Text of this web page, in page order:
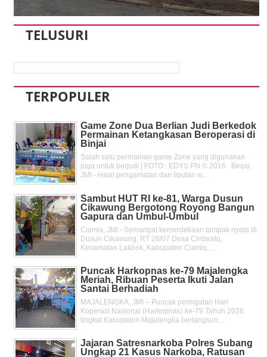
TELUSURI
TERPOPULER
Game Zone Dua Berlian Judi Berkedok
Permainan Ketangkasan Beroperasi di
Binjai
Salah satu permainan game Zone yang digunakan
juga untuk berjudi | FOTO : EDYS PN © 2016 Binjai,
JMI - Hasil pengamatan dan liputan w...
Sambut HUT RI ke-81, Warga Dusun
Cikawung Bergotong Royong Bangun
Gapura dan Umbul-Umbul
Ciamis, JMI - Semangat kemerdekaan tampak nyata di
Dusun Cikawung, RT 26/07 Desa Cintaratu,
Kecamatan Lakbok, Kabupaten Ciamis, ...
Puncak Harkopnas ke-79 Majalengka
Meriah, Ribuan Peserta Ikuti Jalan
Santai Berhadiah
MAJALENGKA, JMI – Puncak peringatan Hari
Koperasi Nasional (Harkopnas) ke-79 Tahun 2026
tingkat Kabupaten Majalengka berlangsun...
Jajaran Satresnarkoba Polres Subang
Ungkap 21 Kasus Narkoba, Ratusan